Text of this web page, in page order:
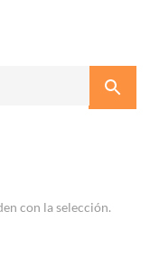
con la selección.